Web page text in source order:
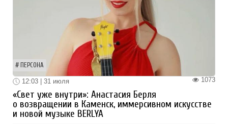
ПЕРСОНА
1073
12:03 | 31 июля
«Свет уже внутри»: Анастасия Берля
о возвращении в Каменск, иммерсивном искусстве
и новой музыке BERLYA